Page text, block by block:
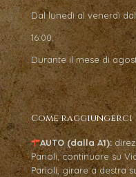
Dal lunedì al venerdì
16:00.
Durante il mese di
Come raggiungerci
AUTO (dalla A1):
Parioli, continuare su
Parioli, girare a destra